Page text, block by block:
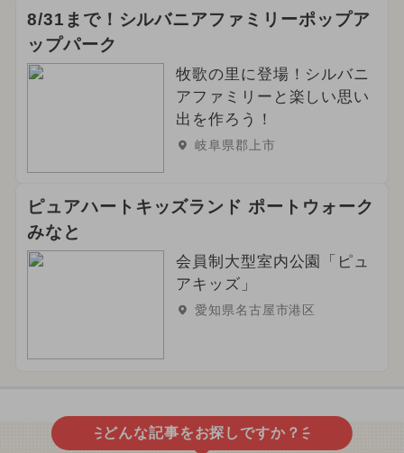
8/31まで！シルバニアファミリーポップア
ップパーク
牧歌の里に登場！シルバニ
アファミリーと楽しい思い
出を作ろう！
岐阜県郡上市
ピュアハートキッズランド ポートウォーク
みなと
会員制大型室内公園「ピュ
アキッズ」
愛知県名古屋市港区
どんな記事をお探しですか？